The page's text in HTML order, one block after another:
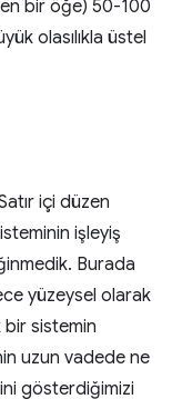
bir öğe) 50-100
olasılıkla üstel
içi düzen
işleyiş
Burada
yüzeysel olarak
bir sistemin
uzun vadede ne
gösterdiğimizi